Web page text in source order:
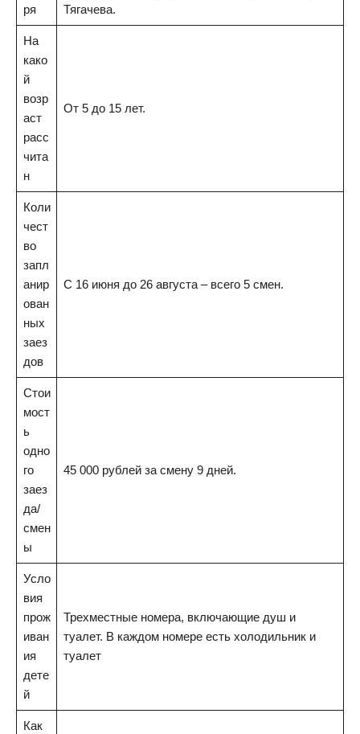
ря
Тягачева.
На
како
й
возр
аст
расс
чита
н
От 5 до 15 лет.
Коли
чест
во
запл
анир
ован
ных
заез
дов
С 16 июня до 26 августа – всего 5 смен.
Стои
мост
ь
одно
го
заез
да/
смен
ы
45 000 рублей за смену 9 дней.
Усло
вия
прож
иван
ия
дете
й
Трехместные номера, включающие душ и
туалет. В каждом номере есть холодильник и
туалет
Как